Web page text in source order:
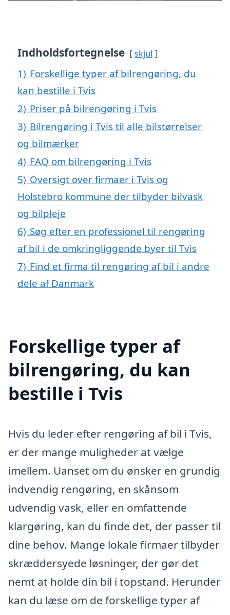
Indholdsfortegnelse skjul
1) Forskellige typer af bilrengøring, du
kan bestille i Tvis
2) Priser på bilrengøring i Tvis
3) Bilrengøring i Tvis til alle bilstørrelser
og bilmærker
4) FAQ om bilrengøring i Tvis
5) Oversigt over firmaer i Tvis og
Holstebro kommune der tilbyder bilvask
og bilpleje
6) Søg efter en professionel til rengøring
af bil i de omkringliggende byer til Tvis
7) Find et firma til rengøring af bil i andre
dele af Danmark
Forskellige typer af
bilrengøring, du kan
bestille i Tvis
Hvis du leder efter rengøring af bil i Tvis,
er der mange muligheder at vælge
imellem. Uanset om du ønsker en grundig
indvendig rengøring, en skånsom
udvendig vask, eller en omfattende
klargøring, kan du finde det, der passer til
dine behov. Mange lokale firmaer tilbyder
skræddersyede løsninger, der gør det
nemt at holde din bil i topstand. Herunder
kan du læse om de forskellige typer af